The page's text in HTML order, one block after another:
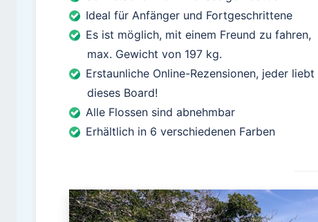
Ideal für Anfänger und Fortgeschrittene
Es ist möglich, mit einem Freund zu fahren,
max. Gewicht von 197 kg.
Erstaunliche Online-Rezensionen, jeder liebt
dieses Board!
Alle Flossen sind abnehmbar
Erhältlich in 6 verschiedenen Farben